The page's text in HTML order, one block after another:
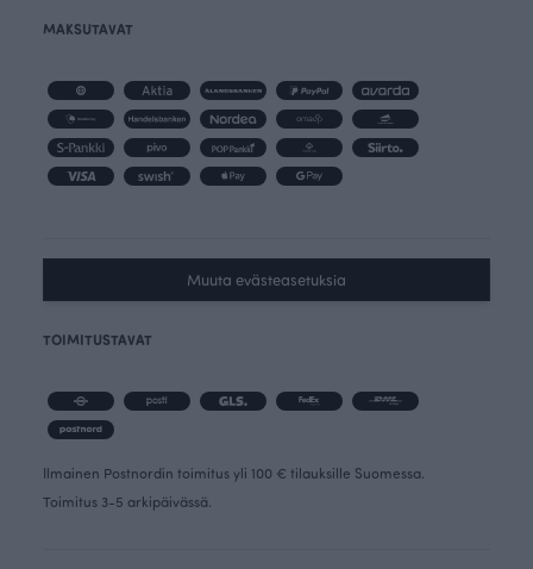
MAKSUTAVAT
Muuta evästeasetuksia
TOIMITUSTAVAT
Ilmainen Postnordin toimitus yli 100 € tilauksille Suomessa.
Toimitus 3-5 arkipäivässä.